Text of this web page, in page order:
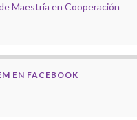
Maestría en Cooperación
EN FACEBOOK